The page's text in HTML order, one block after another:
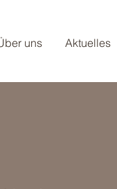
uns Aktuelles